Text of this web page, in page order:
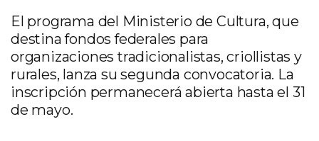
El programa del Ministerio de Cultura, que
destina fondos federales para
organizaciones tradicionalistas, criollistas y
rurales, lanza su segunda convocatoria. La
inscripción permanecerá abierta hasta el 31
de mayo.